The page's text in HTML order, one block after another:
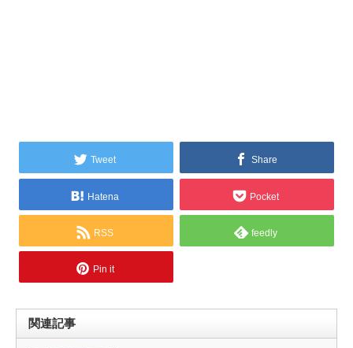
Tweet Share
Hatena Pocket
RSS feedly
Pin it
関連記事